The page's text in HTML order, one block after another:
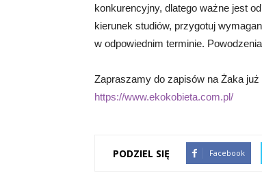
konkurencyjny, dlatego ważne jest
kierunek studiów, przygotuj
w odpowiednim terminie.
Zapraszamy do zapisów na Żaka
https://www.ekokobieta.com.pl/
PODZIEL SIĘ Facebook